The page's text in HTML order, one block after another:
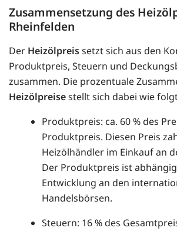
Zusammensetzung des
Rheinfelden
Der Heizölpreissetzt sich aus den
Produktpreis, Steuern und
zusammen. Die prozentuale
Heizölpreisestellt sich dabei wie
Produktpreis: ca. 60 % des
Produktpreis. Diesen Preis
Heizölhändler im Einkauf an
Der Produktpreis ist
Entwicklung an den
Handelsbörsen.
Steuern: 16 % des